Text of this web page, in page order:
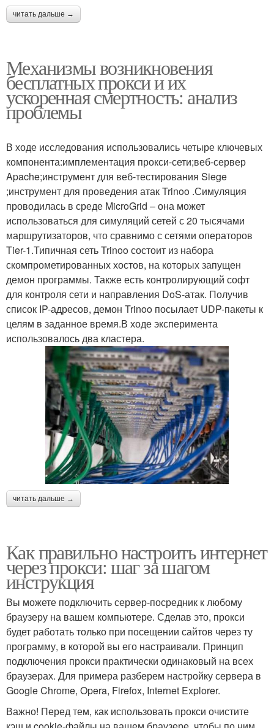
читать дальше →
Механизмы возникновения
бесплатных прокси и их
ускоренная смертность: анализ
проблемы
В ходе исследования использовались четыре ключевых
компонента:имплементация прокси-сети;веб-сервер
Apache;инструмент для веб-тестирования Siege
;инструмент для проведения атак Trinoo .Симуляция
проводилась в среде MicroGrid – она может
использоваться для симуляций сетей с 20 тысячами
маршрутизаторов, что сравнимо с сетями операторов
Tier-1.Типичная сеть Trinoo состоит из набора
скомпрометированных хостов, на которых запущен
демон программы. Также есть контролирующий софт
для контроля сети и направления DoS-атак. Получив
список IP-адресов, демон Trinoo посылает UDP-пакеты к
целям в заданное время.В ходе эксперимента
использовалось два кластера.
читать дальше →
Как правильно настроить интернет
через прокси: шаг за шагом
инструкция
Вы можете подключить сервер-посредник к любому
браузеру на вашем компьютере. Сделав это, прокси
будет работать только при посещении сайтов через ту
программу, в которой вы его настраивали. Принцип
подключения прокси практически одинаковый на всех
браузерах. Для примера разберем настройку сервера в
Google Chrome, Opera, Firefox, Internet Explorer.
Важно! Перед тем, как использовать прокси очистите